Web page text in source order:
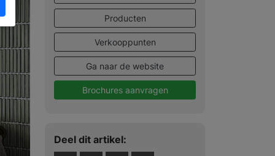
Producten
Verkooppunten
Ga naar de website
Brochures aanvragen
Deel dit artikel: